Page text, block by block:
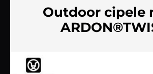
Outdoor cipele